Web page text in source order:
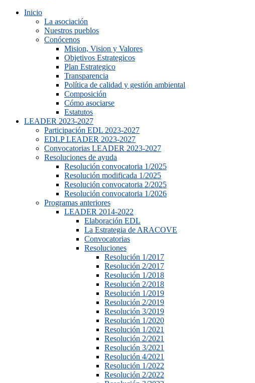
Inicio
La asociación
Nuestros pueblos
Conócenos
Mision, Vision y Valores
Objetivos Estrategicos
Plan Estrategico
Transparencia
Política de calidad y gestión ambiental
Composición
Cómo asociarse
Estatutos
LEADER 2023-2027
Participación EDL 2023-2027
EDLP LEADER 2023-2027
Convocatorias LEADER 2023-2027
Resoluciones de ayuda
Resolución convocatoria 1/2025
Resolución modificada 1/2025
Resolución convocatoria 2/2025
Resolución convocatoria 1/2026
Programas anteriores
LEADER 2014-2022
Elaboración EDL
La Estrategia de ARACOVE
Convocatorias
Resoluciones
Resolución 1/2017
Resolución 2/2017
Resolución 1/2018
Resolución 2/2018
Resolución 1/2019
Resolución 2/2019
Resolución 3/2019
Resolución 1/2020
Resolución 1/2021
Resolución 2/2021
Resolución 3/2021
Resolución 4/2021
Resolución 1/2022
Resolución 2/2022